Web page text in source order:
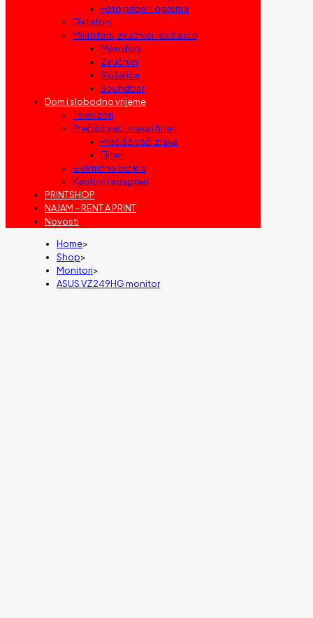
Foto pribor i oprema
Diktafoni
Mikrofoni, zvučnici i slušalice
Mikrofoni
Zvučnici
Slušalice
Soundbar
Dom i slobodno vrijeme
Televizori
Prečišćivači zraka i filteri
Prečišćivači zraka
Filteri
Električna bicikla
Kablovi i adapteri
PRINTSHOP
NAJAM – RENT A PRINT
Novosti
Home>
Shop>
Monitori>
ASUS VZ249HG monitor